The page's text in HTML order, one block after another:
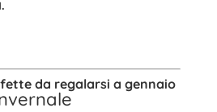
da regalarsi a gennaio